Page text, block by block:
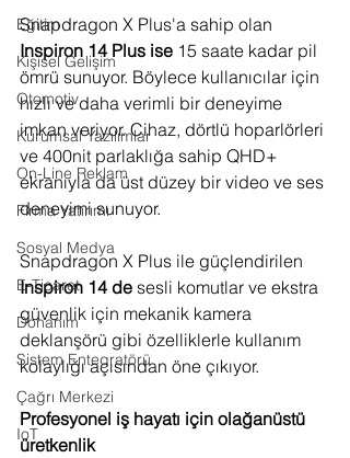
Eğitim
Kişisel Gelişim
Otomotiv
Kurumsal Yazılımlar
On-Line Reklam
Firma Yatırımı
Sosyal Medya
E-Ticaret
Donanım
Sistem Entegratörü
Çağrı Merkezi
IoT
Snapdragon X Plus'a sahip olan
Inspiron 14 Plus ise 15 saate kadar pil
ömrü sunuyor. Böylece kullanıcılar için
hızlı ve daha verimli bir deneyime
imkan veriyor. Cihaz, dörtlü hoparlörleri
ve 400nit parlaklığa sahip QHD+
ekranıyla da üst düzey bir video ve ses
deneyimi sunuyor.
Snapdragon X Plus ile güçlendirilen
Inspiron 14 de sesli komutlar ve ekstra
güvenlik için mekanik kamera
deklanşörü gibi özelliklerle kullanım
kolaylığı açısından öne çıkıyor.
Profesyonel iş hayatı için olağanüstü
üretkenlik